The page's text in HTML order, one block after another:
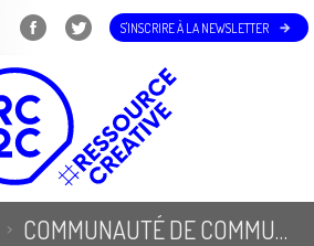
S'INSCRIRE À LA NEWSLETTER
COMMUNAUTÉ DE COMMUNES DU THOUARSAIS // CRÉATION DU MAGAZINE